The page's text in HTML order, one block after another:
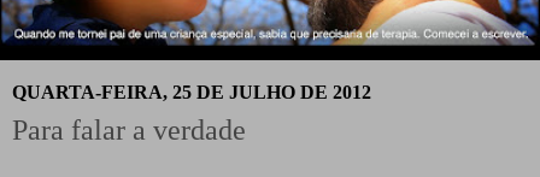
QUARTA-FEIRA, 25 DE JULHO DE 2012
Para falar a verdade